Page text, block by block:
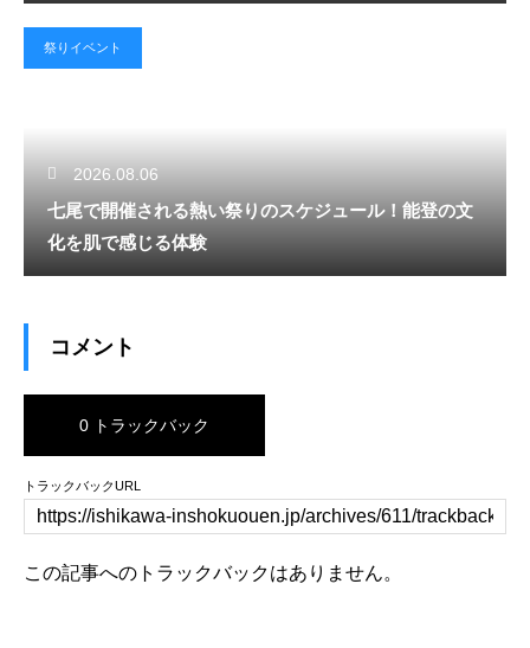
祭りイベント
2026.08.06
七尾で開催される熱い祭りのスケジュール！能登の文
化を肌で感じる体験
コメント
0 トラックバック
トラックバックURL
この記事へのトラックバックはありません。